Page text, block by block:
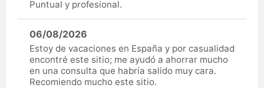
Puntual y profesional.
06/08/2026
Estoy de vacaciones en España y por casualidad
encontré este sitio; me ayudó a ahorrar mucho
en una consulta que habría salido muy cara.
Recomiendo mucho este sitio.